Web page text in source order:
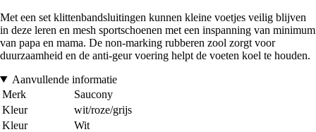
Met een set klittenbandsluitingen kunnen kleine voetjes veilig blijven
in deze leren en mesh sportschoenen met een inspanning van minimum
van papa en mama. De non-marking rubberen zool zorgt voor
duurzaamheid en de anti-geur voering helpt de voeten koel te houden.
Aanvullende informatie
Merk
Saucony
Kleur
wit/roze/grijs
Kleur
Wit